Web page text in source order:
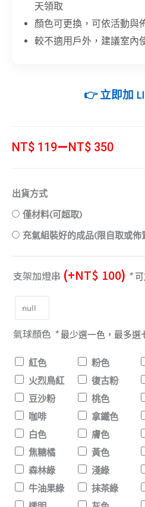
天領取
顏色可更換，可依活動與
較不適用戶外，建議室內
👉 立即加
NT$ 119–NT$ 350
價
圍：
NT$ 119
到
NT$ 350
出貨方式
僅材料(可超取)
充氣組裝好的成品(限自取或佈
支架加燈串 (+NT$ 100) *
氣球顏色 * 最少選一色，最多選
紅色 粉色
火烈鳥紅
復古粉
豆沙粉
桃色
咖啡
拿鐵色
白色
膚色
焦糖橘
黃色
森林綠
淺綠
牛油果綠
抹茶綠
桌
支
架
球
數
量